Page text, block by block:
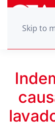
Skip to